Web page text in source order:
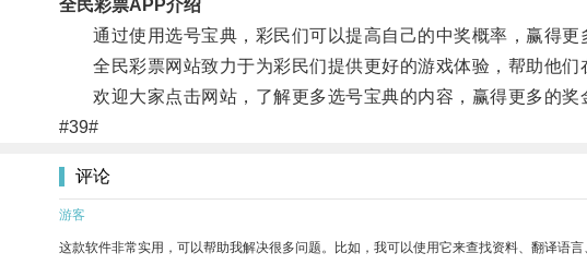
全民彩票APP介绍
通过使用选号宝典，彩民们可以提高自己的中奖概率，赢得更
全民彩票网站致力于为彩民们提供更好的游戏体验，帮助他们
欢迎大家点击网站，了解更多选号宝典的内容，赢得更多的奖
#39#
评论
游客
这款软件非常实用，可以帮助我解决很多问题。比如，我可以使用它来查找资料、翻译语言